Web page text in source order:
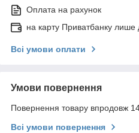
Оплата на рахунок
на карту Приватбанку лише
Всі умови оплати
Умови повернення
Повернення товару впродовж
Всі умови повернення